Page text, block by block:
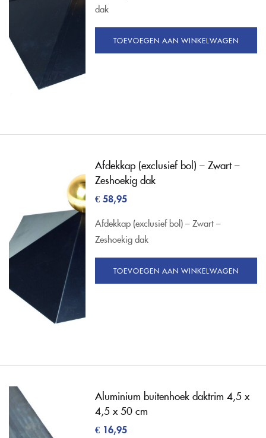
dak
TOEVOEGEN AAN WINKELWAGEN
Afdekkap (exclusief bol) – Zwart –
Zeshoekig dak
€58,95
Afdekkap (exclusief bol) – Zwart –
Zeshoekig dak
TOEVOEGEN AAN WINKELWAGEN
Aluminium buitenhoek daktrim 4,5 x
4,5 x 50 cm
€16,95